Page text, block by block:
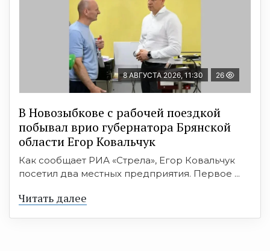
8 АВГУСТА 2026, 11:30 26
В Новозыбкове с рабочей поездкой
побывал врио губернатора Брянской
области Егор Ковальчук
Как сообщает РИА «Стрела», Егор Ковальчук
посетил два местных предприятия. Первое ...
Читать далее